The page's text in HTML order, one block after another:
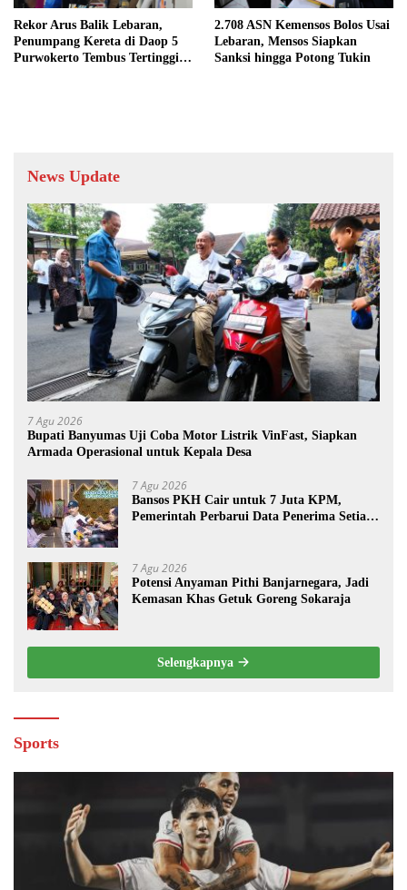
Rekor Arus Balik Lebaran,
Penumpang Kereta di Daop 5
Purwokerto Tembus Tertinggi
2.708 ASN Kemensos Bolos Usai
Lebaran, Mensos Siapkan
Sanksi hingga Potong Tukin
News Update
7 Agu 2026
Bupati Banyumas Uji Coba Motor Listrik VinFast, Siapkan
Armada Operasional untuk Kepala Desa
7 Agu 2026
Bansos PKH Cair untuk 7 Juta KPM,
Pemerintah Perbarui Data Penerima Setiap
7 Agu 2026
Potensi Anyaman Pithi Banjarnegara, Jadi
Kemasan Khas Getuk Goreng Sokaraja
Selengkapnya
Sports